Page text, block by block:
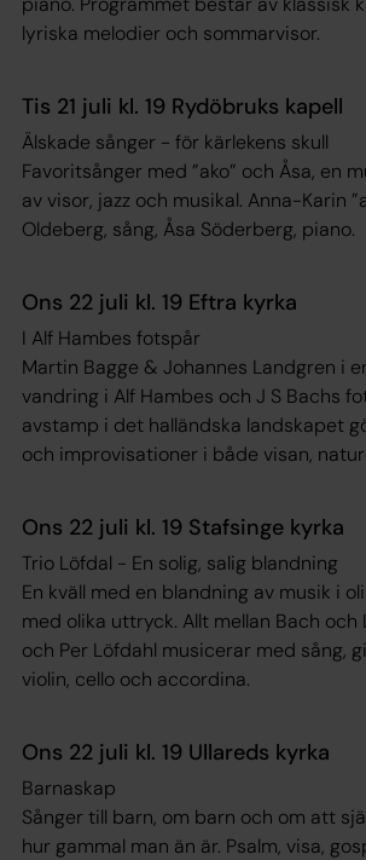
lyriska melodier och sommarvisor.
Tis 21 juli kl. 19 Rydöbruks kapell
Älskade sånger - för kärlekens skull
Favoritsånger med ”ako” och Åsa, en
av visor, jazz och musikal. Anna-Karin
Oldeberg, sång, Åsa Söderberg, piano.
Ons 22 juli kl. 19 Eftra kyrka
I Alf Hambes fotspår
Martin Bagge & Johannes Landgren i
vandring i Alf Hambes och J S Bachs
avstamp i det halländska landskapet
och improvisationer i både visan,
Ons 22 juli kl. 19 Stafsinge kyrka
Trio Löfdal - En solig, salig blandning
En kväll med en blandning av musik i
med olika uttryck. Allt mellan Bach och
och Per Löfdahl musicerar med sång,
violin, cello och accordina.
Ons 22 juli kl. 19 Ullareds kyrka
Barnaskap
Sånger till barn, om barn och om att
hur gammal man än är. Psalm, visa,